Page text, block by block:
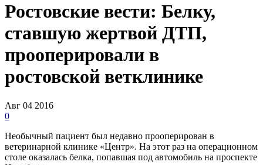
Ростовские вести: Белку,
ставшую жертвой ДТП,
прооперировали в
ростовской ветклинике
Авг 04 2016
0
Необычный пациент был недавно прооперирован в
ветеринарной клинике «Центр». На этот раз на операционном
столе оказалась белка, попавшая под автомобиль на проспекте